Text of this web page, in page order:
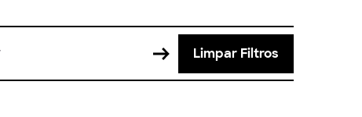
Limpar Filtros